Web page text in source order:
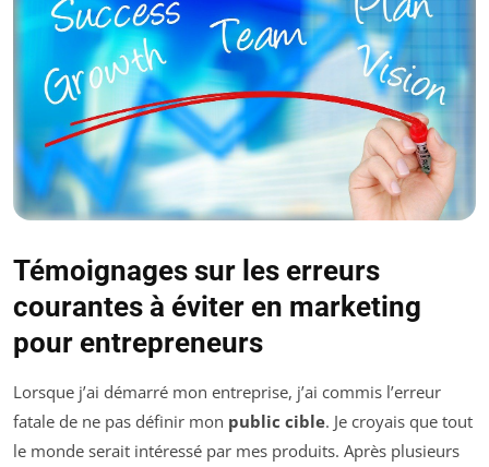
Témoignages sur les erreurs
courantes à éviter en marketing
pour entrepreneurs
Lorsque j’ai démarré mon entreprise, j’ai commis l’erreur
fatale de ne pas définir mon public cible. Je croyais que tout
le monde serait intéressé par mes produits. Après plusieurs